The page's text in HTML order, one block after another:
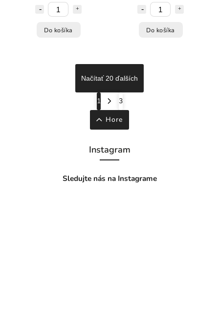
Do košíka Do košíka
Načítať 20 ďalších
1
3
Hore
Instagram
Sledujte nás na Instagrame